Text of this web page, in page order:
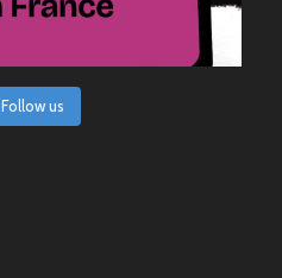
Follow us